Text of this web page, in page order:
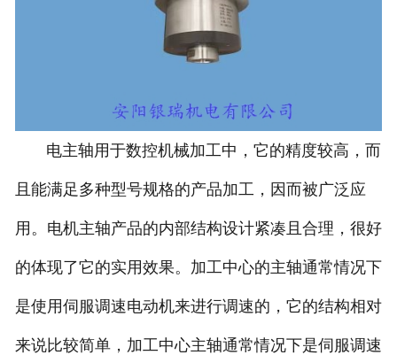
电主轴用于数控机械加工中，它的精度较高，而
且能满足多种型号规格的产品加工，因而被广泛应
用。电机主轴产品的内部结构设计紧凑且合理，很好
的体现了它的实用效果。加工中心的主轴通常情况下
是使用伺服调速电动机来进行调速的，它的结构相对
来说比较简单，加工中心主轴通常情况下是伺服调速